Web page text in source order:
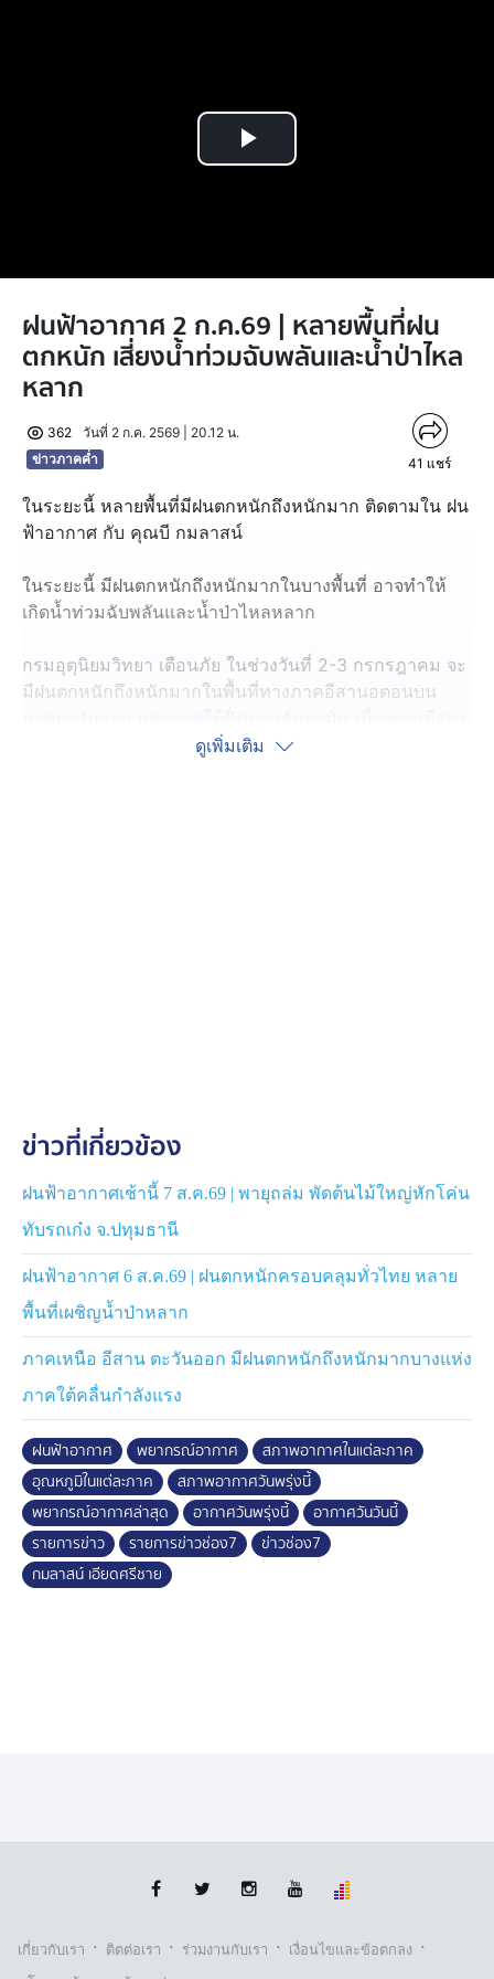
Play
ฝนฟ้าอากาศ 2 ก.ค.69 | หลายพื้นที่ฝน
ตกหนัก เสี่ยงน้ำท่วมฉับพลันและน้ำป่าไหล
หลาก
362
วันที่ 2 ก.ค. 2569 | 20.12 น.
ข่าวภาคค่ำ
41 แชร์
ในระยะนี้ หลายพื้นที่มีฝนตกหนักถึงหนักมาก ติดตามใน ฝน
ฟ้าอากาศ กับ คุณบี กมลาสน์
ในระยะนี้ มีฝนตกหนักถึงหนักมากในบางพื้นที่ อาจทำให้
เกิดน้ำท่วมฉับพลันและน้ำป่าไหลหลาก
กรมอุตุนิยมวิทยา เตือนภัย ในช่วงวันที่ 2-3 กรกรฎาคม จะ
มีฝนตกหนักถึงหนักมากในพื้นที่ทางภาคอีสานอตอนบน
มรสุมพาดผ่านภาคเหนือและภาคอีสานตอนบน ประกอบกับ
ภาคกลาง ฝนตก 60% ของพื้นที่ ตกหนักแถว ๆ นครสวรรค์
ภาคตะวันออก ฝนตก 70% ของพื้นที่ ตกหนักถึงหนักมาก
ครอบคลุมทั่วทั้งภูมิภาค บริเวณที่มีฝนฟ้าคะนองคลื่นสูง
มากกว่า 2 เมตร
ภาคใต้ ฝนตก 60-80% ของพื้นที่ ตกหนักได้ที่ เพชรบุรี
ประจวบคีรีขันธ์ ชุมพร สุราษฎร์ธานี และตกหนักถึงหนัก
มากที่ ระนอง พังงา ภูเก็ต กระบี่ ตรัง ทะเลบริเวณที่มีฝนฟ้า
คะนองคลื่นสูงมากกว่า 2 เมตร
กรุงเทพและปริมณฑล ฝนตก 70% ของพื้นที่ ตกหนักบาง
แห่ง
#ฝนฟ้าอากาศ #พยากรณ์อากาศ #บีกมลาสน์
ดูเพิ่มเติม
ข่าวที่เกี่ยวข้อง
ฝนฟ้าอากาศเช้านี้ 7 ส.ค.69 | พายุถล่ม พัดต้นไม้ใหญ่หักโค่น
ทับรถเก๋ง จ.ปทุมธานี
ฝนฟ้าอากาศ 6 ส.ค.69 | ฝนตกหนักครอบคลุมทั่วไทย หลาย
พื้นที่เผชิญน้ำป่าหลาก
ภาคเหนือ อีสาน ตะวันออก มีฝนตกหนักถึงหนักมากบางแห่ง
ภาคใต้คลื่นกำลังแรง
ฝนฟ้าอากาศ พยากรณ์อากาศ
สภาพอากาศในแต่ละภาค
อุณหภูมิในแต่ละภาค
สภาพอากาศวันพรุ่งนี้
พยากรณ์อากาศล่าสุด
อากาศวันพรุ่งนี้
อากาศวันวันนี้
รายการข่าว
รายการข่าวช่อง7
ข่าวช่อง7
กมลาสน์ เอียดศรีชาย
เกี่ยวกับเรา · ติตต่อเรา · ร่วมงานกับเรา · เงื่อนไขและข้อตกลง ·